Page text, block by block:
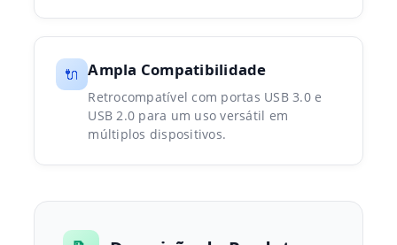
🔌 Ampla Compatibilidade
Retrocompatível com portas USB 3.0 e
USB 2.0 para um uso versátil em
múltiplos dispositivos.